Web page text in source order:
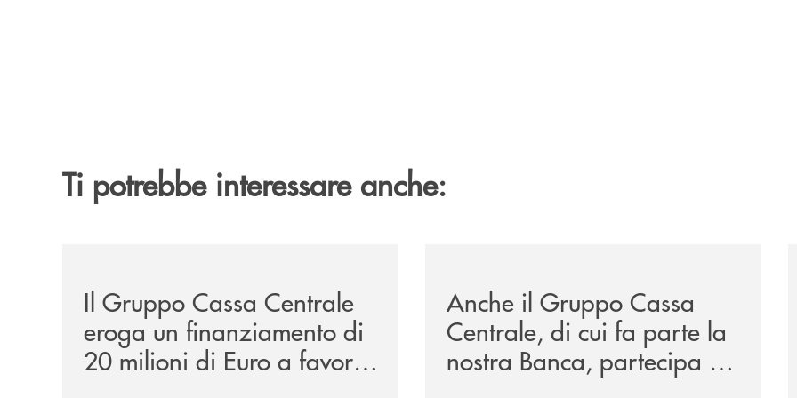
Ti potrebbe interessare anche:
Il Gruppo Cassa Centrale
eroga un finanziamento di
20 milioni di Euro a favore
Anche il Gruppo Cassa
Centrale, di cui fa parte la
nostra Banca, partecipa a
EUR.BANK, il progetto di